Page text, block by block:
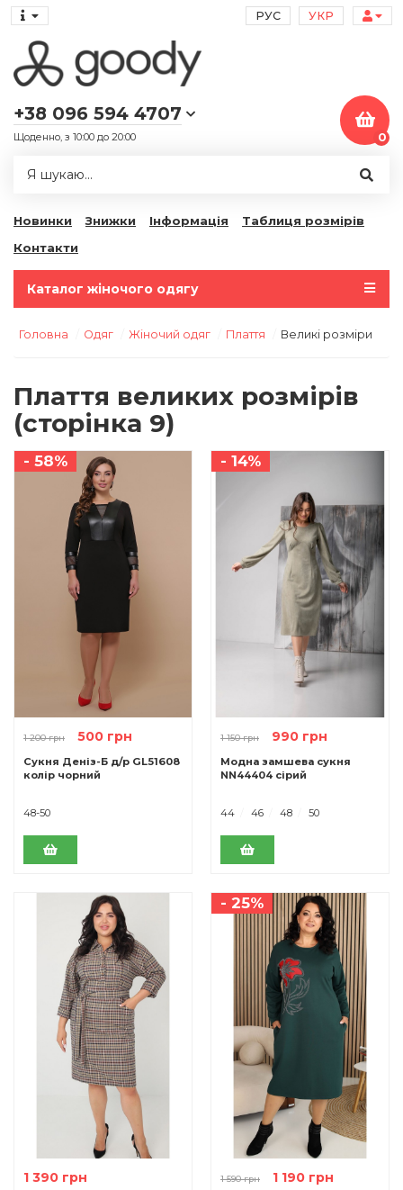
РУС УКР
+38 096 594 4707
Щоденно, з 10:00 до 20:00 0
Новинки Знижки Інформація
Таблиця розмірів
Контакти
Каталог жіночого одягу
Головна Одяг Жіночий одяг Плаття Великі розміри
Плаття великих розмірів
(сторінка 9)
- 58%
1 200 грн 500 грн
Сукня Деніз-Б д/р GL51608
колір чорний
48-50
- 14%
1 150 грн 990 грн
Модна замшева сукня
NN44404 сірий
44 46 48 50
1 390 грн
- 25%
1 590 грн 1 190 грн